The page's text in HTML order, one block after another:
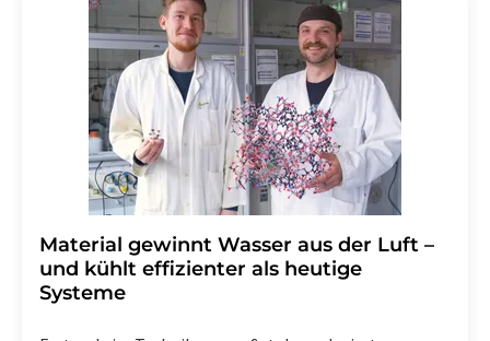
Material gewinnt Wasser aus der Luft –
und kühlt effizienter als heutige
Systeme